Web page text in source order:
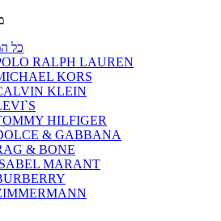
כל
RALPH LAUREN
KORS
KLEIN
HILFIGER
& GABBANA
& BONE
MARANT